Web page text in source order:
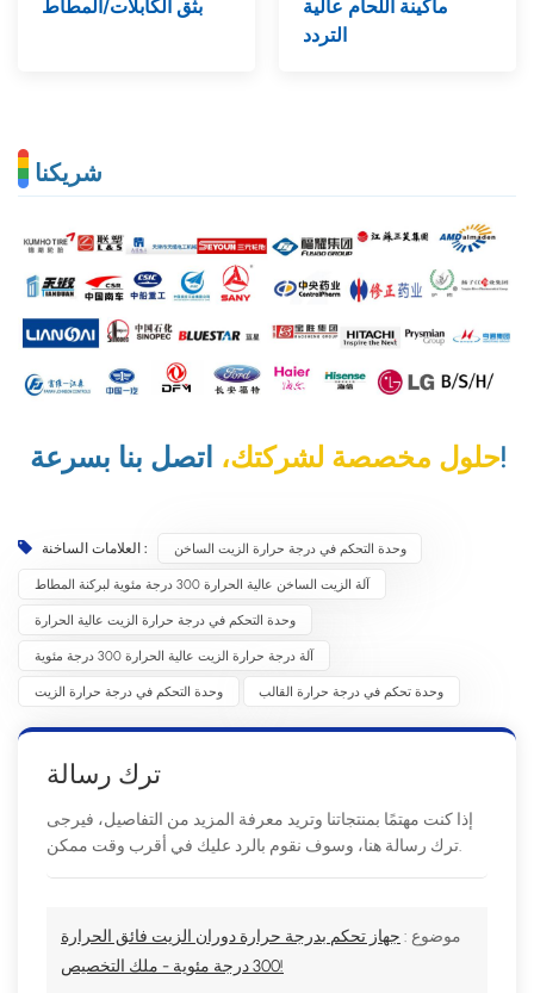
بثق الكابلات/المطاط
ماكينة اللحام عالية
التردد
شريكنا
حلول مخصصة لشركتك،اتصل بنا بسرعة!
العلامات الساخنة : وحدة التحكم في درجة حرارة الزيت الساخن
آلة الزيت الساخن عالية الحرارة 300 درجة مئوية لبركنة المطاط
وحدة التحكم في درجة حرارة الزيت عالية الحرارة
آلة درجة حرارة الزيت عالية الحرارة 300 درجة مئوية
وحدة التحكم في درجة حرارة الزيت وحدة تحكم في درجة حرارة القالب
ترك رسالة
إذا كنت مهتمًا بمنتجاتنا وتريد معرفة المزيد من التفاصيل، فيرجى
ترك رسالة هنا، وسوف نقوم بالرد عليك في أقرب وقت ممكن.
موضوع : جهاز تحكم بدرجة حرارة دوران الزيت فائق الحرارة
300 درجة مئوية - ملك التخصيص!